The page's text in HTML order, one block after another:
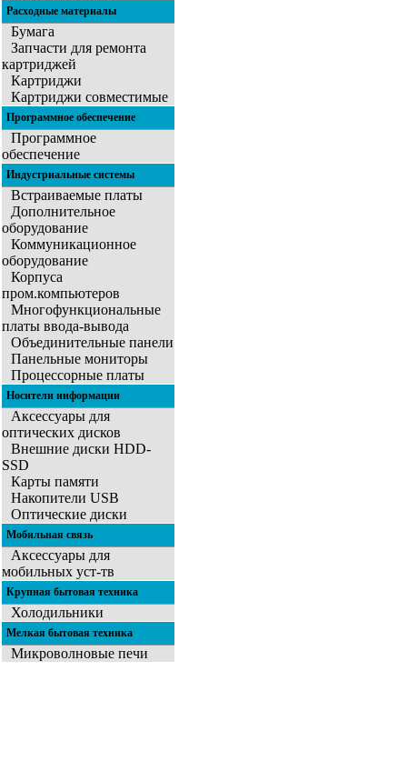
Расходные материалы
Бумага
Запчасти для ремонта
картриджей
Картриджи
Картриджи совместимые
Программное обеспечение
Программное
обеспечение
Индустриальные системы
Встраиваемые платы
Дополнительное
оборудование
Коммуникационное
оборудование
Корпуса
пром.компьютеров
Многофункциональные
платы ввода-вывода
Объединительные панели
Панельные мониторы
Процессорные платы
Носители информации
Аксессуары для
оптических дисков
Внешние диски HDD-
SSD
Карты памяти
Накопители USB
Оптические диски
Мобильная связь
Аксессуары для
мобильных уст-тв
Крупная бытовая техника
Холодильники
Мелкая бытовая техника
Микроволновые печи